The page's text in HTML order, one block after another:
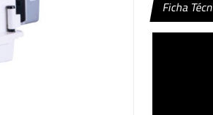
Ficha